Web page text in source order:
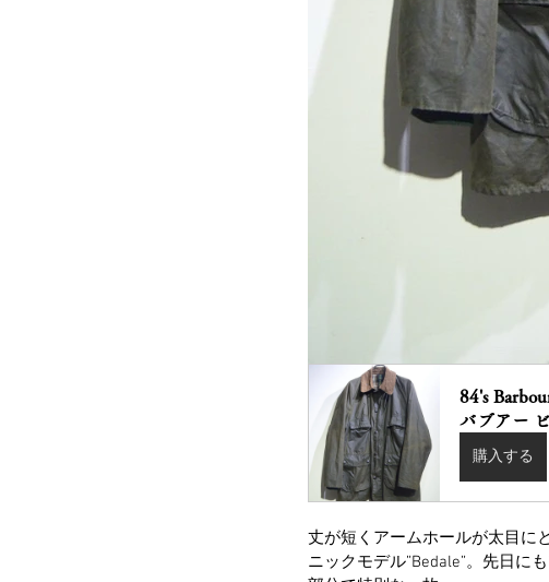
84's
バブアー
購入する
丈が短くアームホールが太目に
ニックモデル”Bedale”。先日に